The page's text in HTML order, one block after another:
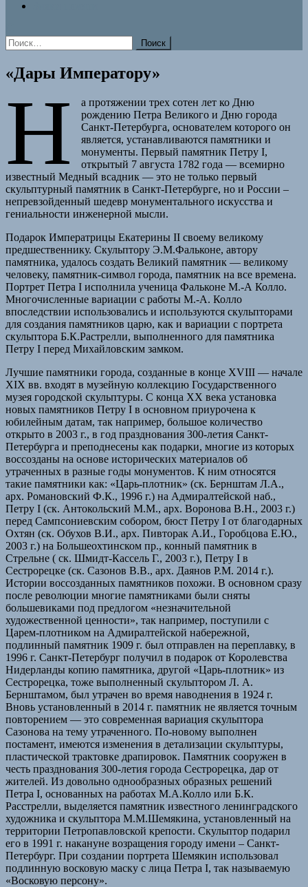
Найти:
«Дары Императору»
Н
а протяжении трех сотен лет ко Дню
рождению Петра Великого и Дню города
Санкт-Петербурга, основателем которого он
является, устанавливаются памятники и
монументы. Первый памятник Петру I,
открытый 7 августа 1782 года — всемирно
известный Медный всадник — это не только первый
скульптурный памятник в Санкт-Петербурге, но и России –
непревзойденный шедевр монументального искусства и
гениальности инженерной мысли.
Подарок Императрицы Екатерины II своему великому
предшественнику. Скульптору Э.М.Фальконе, автору
памятника, удалось создать Великий памятник — великому
человеку, памятник-символ города, памятник на все времена.
Портрет Петра I исполнила ученица Фальконе М.-А Колло.
Многочисленные вариации с работы М.-А. Колло
впоследствии использовались и используются скульпторами
для создания памятников царю, как и вариации с портрета
скульптора Б.К.Растрелли, выполненного для памятника
Петру I перед Михайловским замком.
Лучшие памятники города, созданные в конце XVIII — начале
XIX вв. входят в музейную коллекцию Государственного
музея городской скульптуры. С конца XX века установка
новых памятников Петру I в основном приурочена к
юбилейным датам, так например, большое количество
открыто в 2003 г., в год празднования 300-летия Санкт-
Петербурга и преподнесены как подарки, многие из которых
воссозданы на основе исторических материалов об
утраченных в разные годы монументов. К ним относятся
такие памятники как: «Царь-плотник» (ск. Бернштам Л.А.,
арх. Романовский Ф.К., 1996 г.) на Адмиралтейской наб.,
Петру I (ск. Антокольский М.М., арх. Воронова В.Н., 2003 г.)
перед Сампсониевским собором, бюст Петру I от благодарных
Охтян (ск. Обухов В.И., арх. Пивторак А.И., Горобцова Е.Ю.,
2003 г.) на Большеохтинском пр., конный памятник в
Стрельне ( ск. Шмидт-Кассель Г., 2003 г.), Петру I в
Сестрорецке (ск. Сазонов В.В., арх. Даянов Р.М. 2014 г.).
Истории воссозданных памятников похожи. В основном сразу
после революции многие памятниками были сняты
большевиками под предлогом «незначительной
художественной ценности», так например, поступили с
Царем-плотником на Адмиралтейской набережной,
подлинный памятник 1909 г. был отправлен на переплавку, в
1996 г. Санкт-Петербург получил в подарок от Королевства
Нидерланды копию памятника, другой «Царь-плотник» из
Сестрорецка, тоже выполненный скульптором Л. А.
Бернштамом, был утрачен во время наводнения в 1924 г.
Вновь установленный в 2014 г. памятник не является точным
повторением — это современная вариация скульптора
Сазонова на тему утраченного. По-новому выполнен
постамент, имеются изменения в детализации скульптуры,
пластической трактовке драпировок. Памятник сооружен в
честь празднования 300-летия города Сестрорецка, дар от
жителей. Из довольно однообразных образных решений
Петра I, основанных на работах М.А.Колло или Б.К.
Расстрелли, выделяется памятник известного ленинградского
художника и скульптора М.М.Шемякина, установленный на
территории Петропавловской крепости. Скульптор подарил
его в 1991 г. накануне возращения городу имени – Санкт-
Петербург. При создании портрета Шемякин использовал
подлинную восковую маску с лица Петра I, так называемую
«Восковую персону».